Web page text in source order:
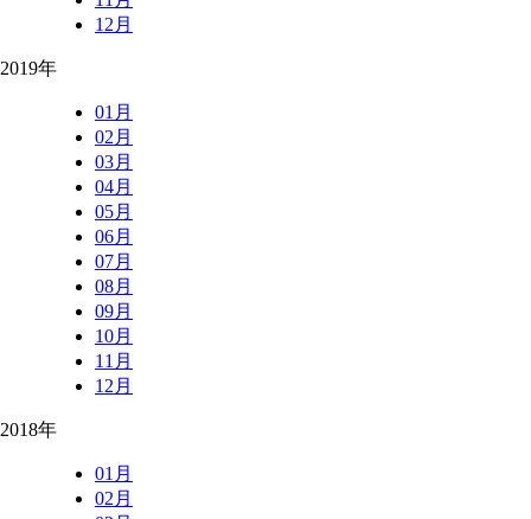
12月
2019年
01月
02月
03月
04月
05月
06月
07月
08月
09月
10月
11月
12月
2018年
01月
02月